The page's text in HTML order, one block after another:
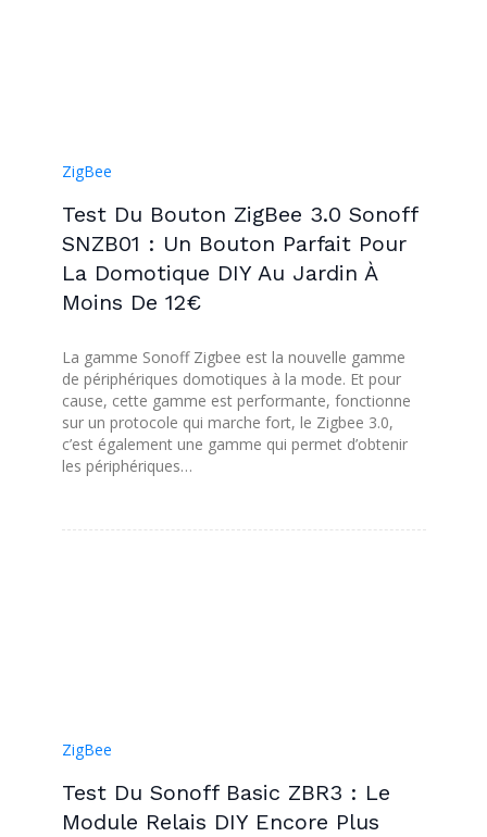
ZigBee
Test Du Bouton ZigBee 3.0 Sonoff
SNZB01 : Un Bouton Parfait Pour
La Domotique DIY Au Jardin À
Moins De 12€
La gamme Sonoff Zigbee est la nouvelle gamme
de périphériques domotiques à la mode. Et pour
cause, cette gamme est performante, fonctionne
sur un protocole qui marche fort, le Zigbee 3.0,
c’est également une gamme qui permet d’obtenir
les périphériques…
ZigBee
Test Du Sonoff Basic ZBR3 : Le
Module Relais DIY Encore Plus